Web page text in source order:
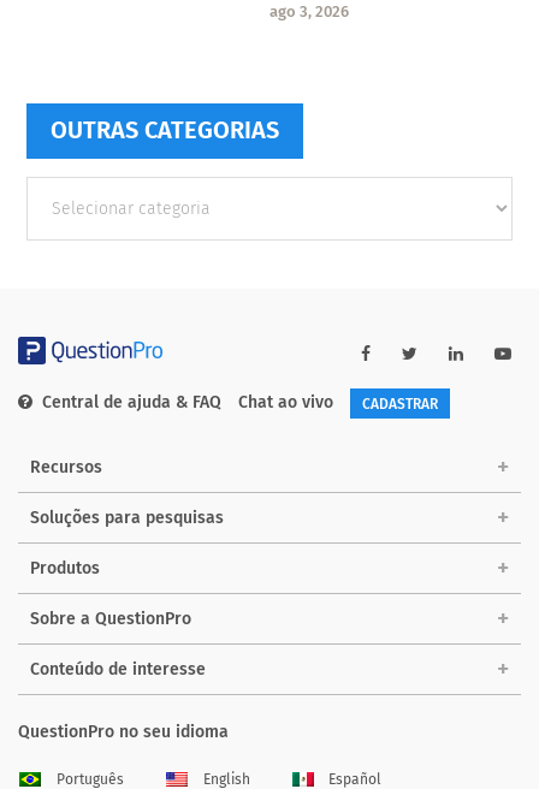
ago 3, 2026
OUTRAS CATEGORIAS
Categorias
Central de ajuda & FAQ Chat ao vivo CADASTRAR
Recursos
Soluções para pesquisas
Produtos
Sobre a QuestionPro
Conteúdo de interesse
QuestionPro no seu idioma
Português English Español